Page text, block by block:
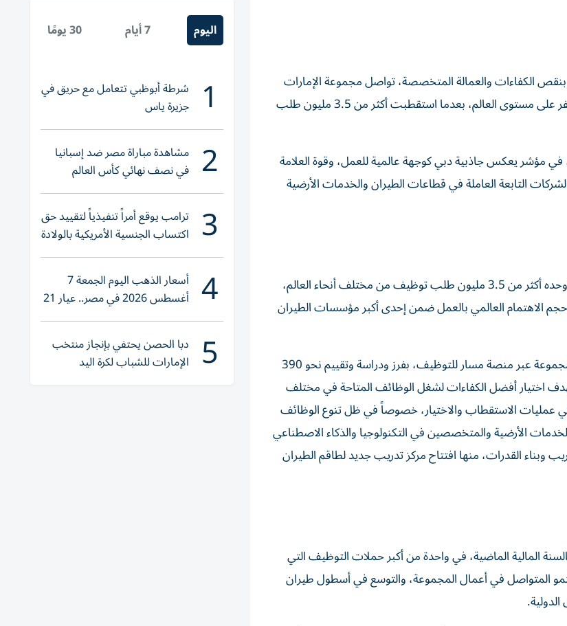
الكفاءات والعمالة المتخصصة، تواصل مجموعة الإمارات
ترسيخ مكانتها كواحدة من أكبر جهات التوظيف في قطاع الطيران والسفر على مستوى العالم، بعدما استقطبت أكثر من 3.5 مليون طلب
مؤشر يعكس جاذبية دبي كوجهة عالمية للعمل، وقوة العلامة
التابعة العاملة في قطاعات الطيران والخدمات الأرضية
بحسب بيانات طيران الامارات، فقد تلقت المجموعة خلال عام 2025 وحده أكثر من 3.5 مليون طلب توظيف من مختلف أنحاء العالم،
الدقيقة، ما يعكس حجم الاهتمام العالمي بالعمل ضمن إحدى أكبر مؤسسات الطيران
وبحسب البيانات، لم يقتصر الأمر على استقبال الطلبات، بل قامت المجموعة عبر منصة مسار للتوظيف، بفرز ودراسة وتقييم نحو 390
اختيار أفضل الكفاءات لشغل الوظائف المتاحة في مختلف
عمليات الاستقطاب والاختيار، خصوصاً في ظل تنوع الوظائف
الأرضية والمتخصصين في التكنولوجيا والذكاء الاصطناعي
وبناء القدرات، منها افتتاح مركز تدريب جديد لطاقم الطيران
من 9700 موظف جديد، خلال السنة المالية الماضية، في واحدة من أكبر حملات التوظيف التي
المتواصل في أعمال المجموعة، والتوسع في أسطول طيران
اليوم 7 أيام 30 يومًا
1 شرطة أبوظبي تتعامل مع حريق في
جزيرة ياس
2 مشاهدة مباراة مصر ضد إسبانيا
في نصف نهائي كأس العالم
لناشئات اليد 2026
3 ترامب يوقع أمراً تنفيذياً لتقييد حق
اكتساب الجنسية الأمريكية بالولادة
4 أسعار الذهب اليوم الجمعة 7
أغسطس 2026 في مصر.. عيار 21
يقترب من هذا الرقم
5 دبا الحصن يحتفي بإنجاز منتخب
الإمارات للشباب لكرة اليد